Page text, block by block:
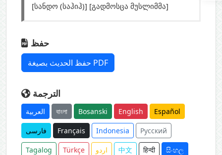
[სანდო (საჰიჰ)] [გადმოსცა მუსლიმმა]
حفظ
حفظ الحديث بصيغة PDF
الترجمة
العربية বাংলা Bosanski English Español
فارسی Français Indonesia Русский
Tagalog Türkçe اردو 中文 हिन्दी සිංහල